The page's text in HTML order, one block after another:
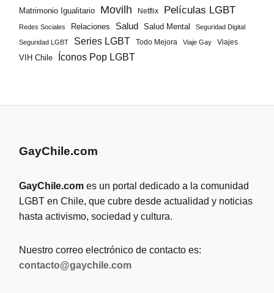
Matrimonio Igualitario Movilh Netflix Películas LGBT
Redes Sociales Relaciones Salud Salud Mental Seguridad Digital
Seguridad LGBT Series LGBT Todo Mejora Viaje Gay
Viajes
VIH Chile
Íconos Pop LGBT
GayChile.com
GayChile.com es un portal dedicado a la comunidad
LGBT en Chile, que cubre desde actualidad y noticias
hasta activismo, sociedad y cultura.
Nuestro correo electrónico de contacto es:
contacto@gaychile.com